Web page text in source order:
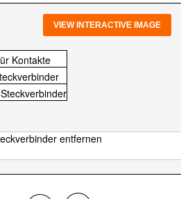
VIEW INTERACTIVE IMAGE
Kontakte
entfernen